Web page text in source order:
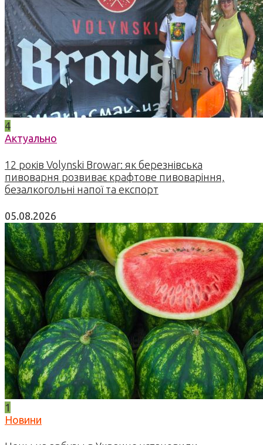
4
Актуально
12 років Volynski Browar: як березнівська
пивоварня розвиває крафтове пивоваріння,
безалкогольні напої та експорт
05.08.2026
1
Новини